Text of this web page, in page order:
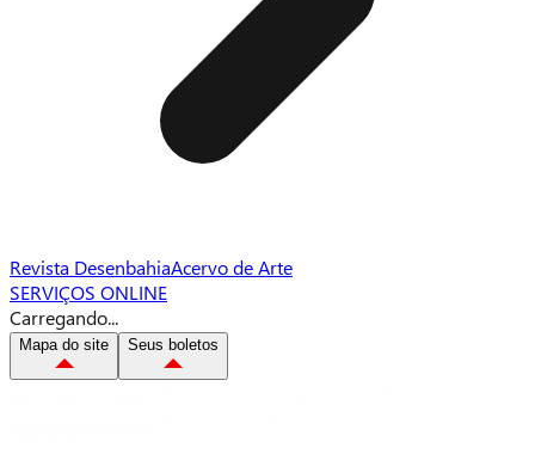
Revista DesenbahiaAcervo de Arte
SERVIÇOS ONLINE
Carregando...
Mapa do site Seus boletos